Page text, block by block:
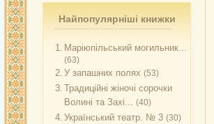
Найпопулярніші книжки
1. Маріюпільський могильник...
(63)
2. У запашних полях (53)
3. Традиційні жіночі сорочки
Волині та Захі... (40)
4. Український театр. № 3 (30)